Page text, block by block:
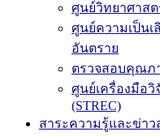
ศูนย์วิทยาศาส
ศูนย์ความเป็นเ
อันตราย
ตรวจสอบคุณภ
ศูนย์เครื่องมือวิ
(STREC)
สาระความรู้และข่าว